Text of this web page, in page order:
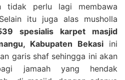
tidak perlu lagi membawa
itu juga alas musholla
spesialis karpet masjid
Kabupaten Bekasi ini
garis shaf sehingga ini akan
jamaah yang hendak